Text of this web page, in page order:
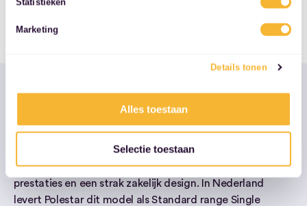
Statistieken
Marketing
Details tonen
Alles toestaan
Selectie toestaan
Polestar 2 Operational lease
De Polestar 2 is een volledig elektrische fastback in de
middenklasse met een duidelijke focus op rijbereik,
prestaties en een strak zakelijk design. In Nederland
levert Polestar dit model als Standard range Single